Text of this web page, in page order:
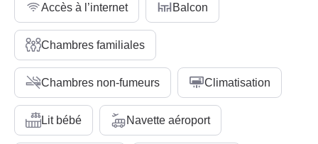
Accès à l’internet Balcon
Chambres familiales
Chambres non-fumeurs Climatisation
Lit bébé Navette aéroport